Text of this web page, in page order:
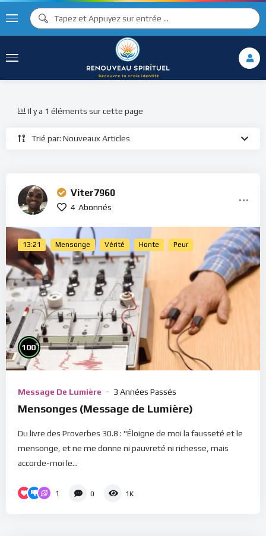
Trié par: Nouveaux Articles
Il y a 1 éléments sur cette page
Viter7960
4 Abonnés
13:21 Mensonge Vérité Honte Peur
100%
Message De Lumière 3 Années Passés
Mensonges (Message de Lumière)
Du livre des Proverbes 30.8 : "Éloigne de moi la fausseté et le
mensonge, et ne me donne ni pauvreté ni richesse, mais
accorde-moi le...
1 0 1K